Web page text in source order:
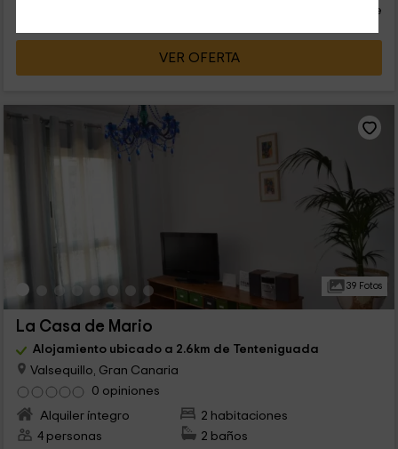
persona y noche
VER OFERTA
39 Fotos
La Casa de Mario
Alojamiento ubicado a 2.6km de Tenteniguada
Valsequillo, Gran Canaria
0 opiniones
Alquiler íntegro
2 habitaciones
4 personas
2 baños